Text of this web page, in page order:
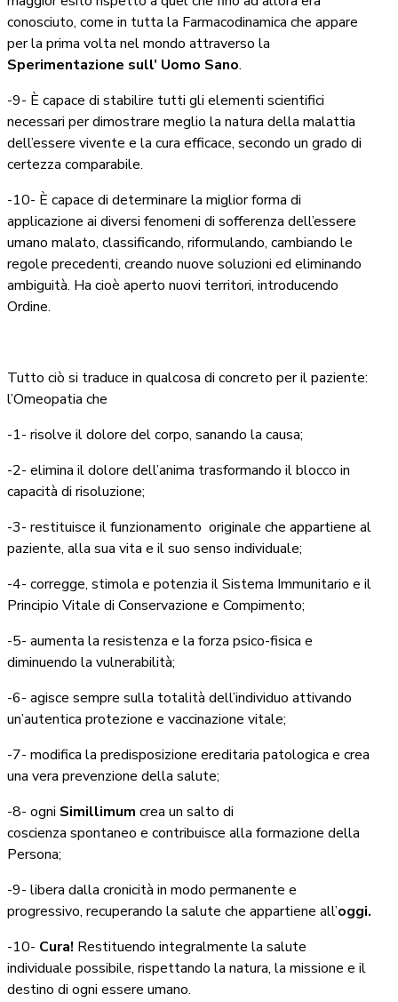
conosciuto, come in tutta la Farmacodinamica che appare
per la prima volta nel mondo attraverso la
Sperimentazione sull’ Uomo Sano.
-9- È capace di stabilire tutti gli elementi scientifici
necessari per dimostrare meglio la natura della malattia
dell’essere vivente e la cura efficace, secondo un grado di
certezza comparabile.
-10- È capace di determinare la miglior forma di
applicazione ai diversi fenomeni di sofferenza dell’essere
umano malato, classificando, riformulando, cambiando le
regole precedenti, creando nuove soluzioni ed eliminando
ambiguità. Ha cioè aperto nuovi territori, introducendo
Ordine.
Tutto ciò si traduce in qualcosa di concreto per il paziente:
l’Omeopatia che
-1- risolve il dolore del corpo, sanando la causa;
-2- elimina il dolore dell’anima trasformando il blocco in
capacità di risoluzione;
-3- restituisce il funzionamento originale che appartiene al
paziente, alla sua vita e il suo senso individuale;
-4- corregge, stimola e potenzia il Sistema Immunitario e il
Principio Vitale di Conservazione e Compimento;
-5- aumenta la resistenza e la forza psico-fisica e
diminuendo la vulnerabilità;
-6- agisce sempre sulla totalità dell’individuo attivando
un’autentica protezione e vaccinazione vitale;
-7- modifica la predisposizione ereditaria patologica e crea
una vera prevenzione della salute;
-8- ogni Simillimum crea un salto di
coscienza spontaneo e contribuisce alla formazione della
Persona;
-9- libera dalla cronicità in modo permanente e
progressivo, recuperando la salute che appartiene all’oggi.
-10- Cura! Restituendo integralmente la salute
individuale possibile, rispettando la natura, la missione e il
destino di ogni essere umano.